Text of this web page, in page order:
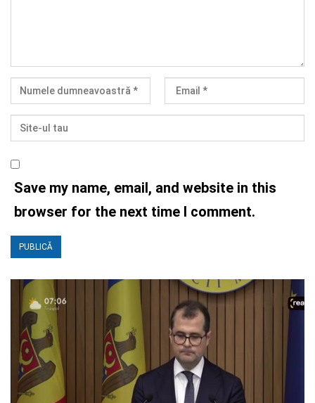
Save my name, email, and website in this
browser for the next time I comment.